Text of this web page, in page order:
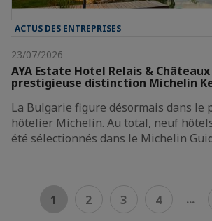
ACTUS DES ENTREPRISES
23/07/2026
AYA Estate Hotel Relais &
prestigieuse distinction Michelin
La Bulgarie figure désormais dans le
hôtelier Michelin. Au total, neuf
été sélectionnés dans le Michelin
1 2 3 4 ...